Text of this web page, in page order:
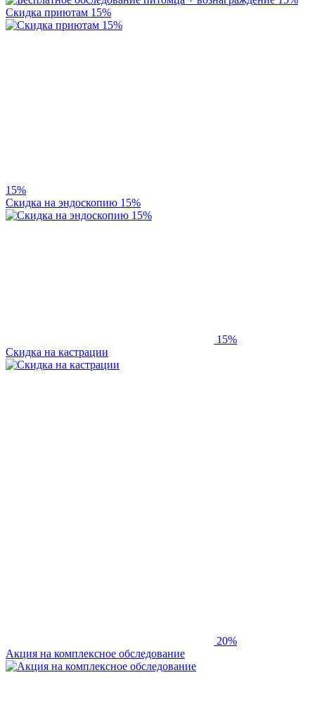
Скидка приютам 15%
15%
Скидка на эндоскопию 15%
15%
Скидка на кастрации
20%
Акция на комплексное обследование